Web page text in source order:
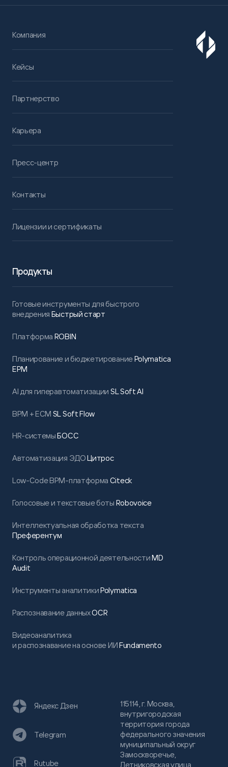
Компания
Кейсы
Партнерство
Карьера
Пресс-центр
Контакты
Лицензии и сертификаты
Продукты
Готовые инструменты для быстрого
внедрения Быстрый старт
Платформа ROBIN
Планирование и бюджетированиеPolymatica
EPM
AI для гиперавтоматизации SL Soft AI
BPM + ECM SL Soft Flow
HR-системыБОСС
Автоматизация ЭДОЦитрос
Low-Code BPM-платформа Citeck
Голосовые и текстовые боты Robovoice
Интеллектуальная обработка текста
Преферентум
Контроль операционной деятельностиMD
Audit
Инструменты аналитикиPolymatica
Распознавание данныхOCR
Видеоаналитика
и распознавание на основе ИИFundamento
115114, г. Москва,
внутригородская
территория города
федерального значения
муниципальный округ
Замоскворечье,
Летниковская улица,
Яндекс Дзен
Telegram
Rutube